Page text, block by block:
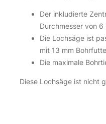
Der inkludierte
Durchmesser von 6
Die Lochsäge ist
mit 13 mm
Die maximale
Diese Lochsäge ist nicht